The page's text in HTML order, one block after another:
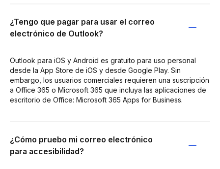
¿Tengo que pagar para usar el correo
electrónico de Outlook?
Outlook para iOS y Android es gratuito para uso personal
desde la App Store de iOS y desde Google Play. Sin
embargo, los usuarios comerciales requieren una suscripción
a Office 365 o Microsoft 365 que incluya las aplicaciones de
escritorio de Office: Microsoft 365 Apps for Business.
¿Cómo pruebo mi correo electrónico
para accesibilidad?